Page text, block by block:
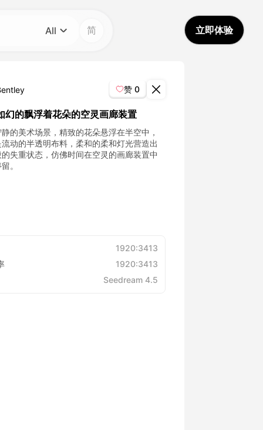
All
Avatar Video
Pet Video
简 立即体验
赞 0
幻的飘浮着花朵的空灵画廊装置
的美术场景，精致的花朵悬浮在半空中，
动的半透明布料，柔和的柔和灯光营造出
失重状态，仿佛时间在空灵的画廊装置中
。
1920:3413
1920:3413
Seedream 4.5